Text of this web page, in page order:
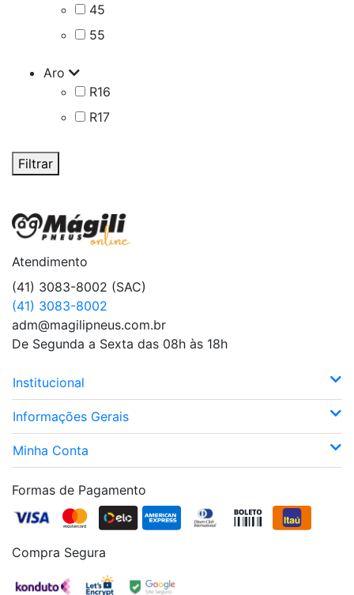
45
55
Aro
R16
R17
Filtrar
Atendimento
(41) 3083-8002 (SAC)
(41) 3083-8002
adm@magilipneus.com.br
De Segunda a Sexta das 08h às 18h
Institucional
Informações Gerais
Minha Conta
Formas de Pagamento
Compra Segura